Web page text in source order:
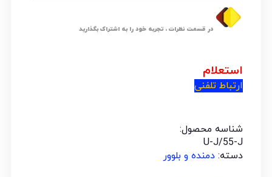
در قسمت نظرات ، تجربه خود را به اشتراک بگذارید
استعلام
ارتباط تلفنی
شناسه محصول:
U-J/55-J
دسته: دمنده و بلوور